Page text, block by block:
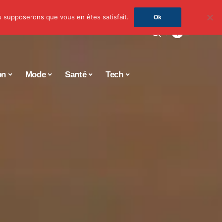
Mode Santé Tech
que vous en êtes satisfait. Ok